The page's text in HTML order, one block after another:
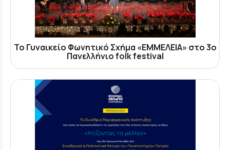
Το Γυναικείο Φωνητικό Σχήμα «ΕΜΜΕΛΕΙΑ» στο 3ο
Πανελλήνιο folk festival